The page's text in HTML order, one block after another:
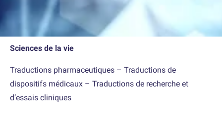
Sciences de la vie
Traductions pharmaceutiques – Traductions de
dispositifs médicaux – Traductions de recherche et
d’essais cliniques